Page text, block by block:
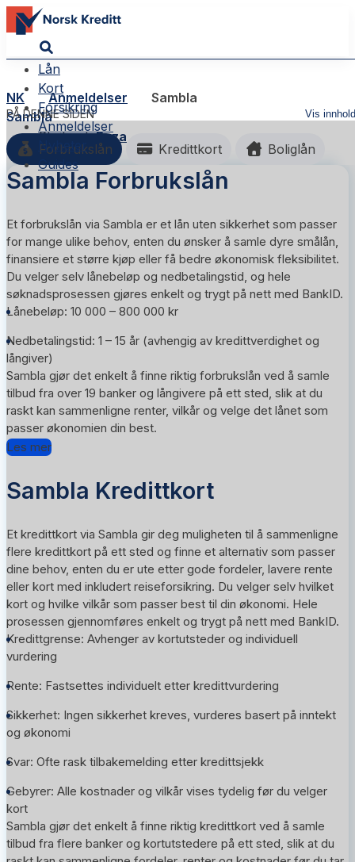
Lån
Kort
Forsikring
Anmeldelser
Nyheter
Guides
NK Anmeldelser Sambla
PÅ DENNE SIDEN Vis innhold
Sambla
Skribent:Reza
Forbrukslån
Kredittkort Boliglån
Sambla Forbrukslån
Et forbrukslån via Sambla er et lån uten sikkerhet som passer
for mange ulike behov, enten du ønsker å samle dyre smålån,
finansiere et større kjøp eller få bedre økonomisk fleksibilitet.
Du velger selv lånebeløp og nedbetalingstid, og hele
søknadsprosessen gjøres enkelt og trygt på nett med BankID.
Lånebeløp: 10 000 – 800 000 kr
Nedbetalingstid: 1 – 15 år (avhengig av kredittverdighet og
långiver)
Sambla gjør det enkelt å finne riktig forbrukslån ved å samle
tilbud fra over 19 banker og långivere på ett sted, slik at du
raskt kan sammenligne renter, vilkår og velge det lånet som
passer økonomien din best.
Les mer
Sambla Kredittkort
Et kredittkort via Sambla gir deg muligheten til å sammenligne
flere kredittkort på ett sted og finne et alternativ som passer
dine behov, enten du er ute etter gode fordeler, lavere rente
eller kort med inkludert reiseforsikring. Du velger selv hvilket
kort og hvilke vilkår som passer best til din økonomi. Hele
prosessen gjennomføres enkelt og trygt på nett med BankID.
Kredittgrense: Avhenger av kortutsteder og individuell
vurdering
Rente: Fastsettes individuelt etter kredittvurdering
Sikkerhet: Ingen sikkerhet kreves, vurderes basert på inntekt
og økonomi
Svar: Ofte rask tilbakemelding etter kredittsjekk
Gebyrer: Alle kostnader og vilkår vises tydelig før du velger
kort
Sambla gjør det enkelt å finne riktig kredittkort ved å samle
tilbud fra flere banker og kortutstedere på ett sted, slik at du